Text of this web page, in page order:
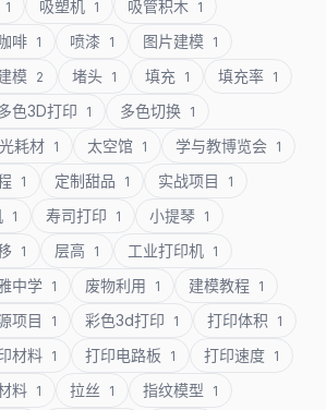
1 吸塑机 1 吸管积木 1
啡 1 喷漆 1 图片建模 1
模 2 堵头 1 填充 1 填充率 1
色3D打印 1 多色切换 1
耗材 1 太空馆 1 学与教博览会 1
1 定制甜品 1 实战项目 1
1 寿司打印 1 小提琴 1
1 层高 1 工业打印机 1
中学 1 废物利用 1 建模教程 1
项目 1 彩色3d打印 1 打印体积 1
材料 1 打印电路板 1 打印速度 1
料 1 拉丝 1 指纹模型 1